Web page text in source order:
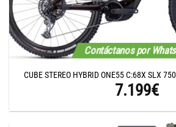
Contáctanos por
CUBE STEREO HYBRID ONE55 C:68X SLX
7.199€